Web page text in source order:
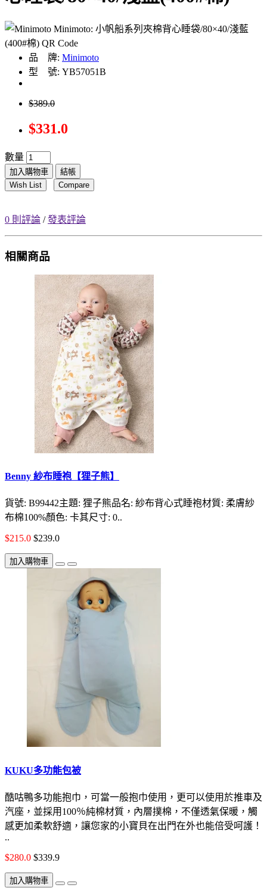
品 牌: Minimoto
型 號: YB57051B
$389.0
$331.0
數量
加入購物車
結帳
Wish List
Compare
0 則評論 /發表評論
相關商品
Benny 紗布睡袍【狸子熊】
貨號: B99442主題: 狸子熊品名: 紗布背心式睡袍材質: 柔膚紗
布棉100%顏色: 卡其尺寸: 0..
$215.0 $239.0
加入購物車
KUKU多功能包被
酷咕鴨多功能抱巾，可當一般抱巾使用，更可以使用於推車及
汽座，並採用100％純棉材質，內層撲棉，不僅透氣保暖，觸
感更加柔軟舒適，讓您家的小寶貝在出門在外也能倍受呵護！
..
$280.0 $339.9
加入購物車